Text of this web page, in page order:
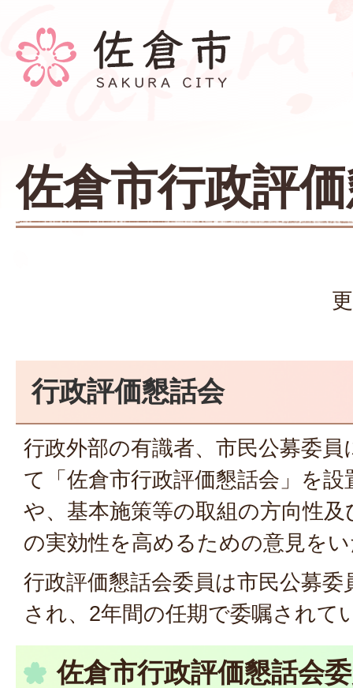
佐倉市行政評
行政評価懇話会
行政外部の有識者、市民公募委
て「佐倉市行政評価懇話会」を
や、基本施策等の取組の方向性
の実効性を高めるための意見を
行政評価懇話会委員は市民公募
され、2年間の任期で委嘱されて
佐倉市行政評価懇話会